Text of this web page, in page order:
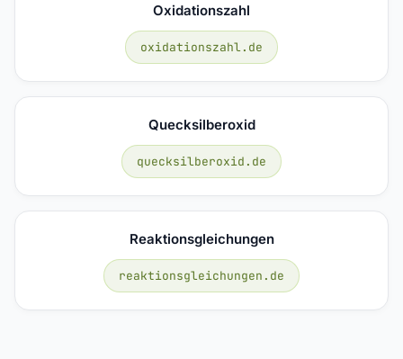
Oxidationszahl
oxidationszahl.de
Quecksilberoxid
quecksilberoxid.de
Reaktionsgleichungen
reaktionsgleichungen.de